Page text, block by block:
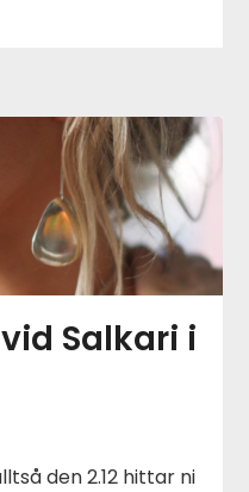
Salkari i
den 2.12 hittar ni